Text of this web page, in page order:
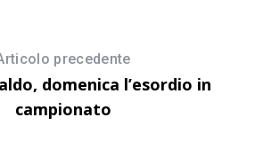
precedente
domenica l’esordio in
campionato